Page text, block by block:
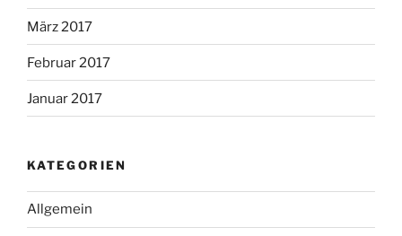
März 2017
Februar 2017
Januar 2017
KATEGORIEN
Allgemein